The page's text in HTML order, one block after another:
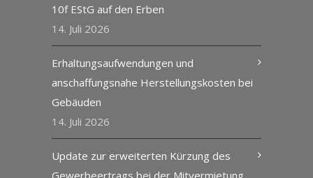
10f EStG auf den Erben
14. Juli 2026
Erhaltungsaufwendungen und
anschaffungsnahe Herstellungskosten bei
Gebäuden
14. Juli 2026
Update zur erweiterten Kürzung des
Gewerbeertrags bei der Mitvermietung